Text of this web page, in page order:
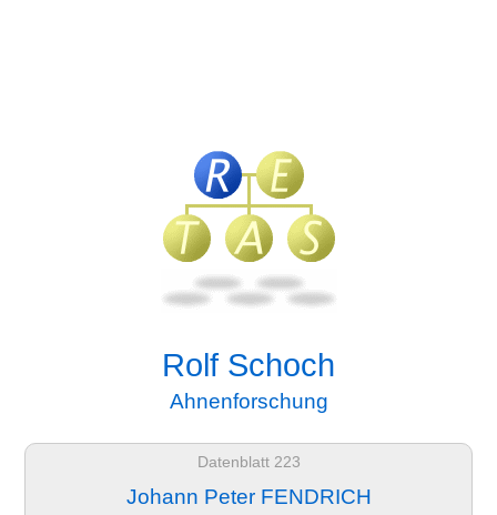
Rolf Schoch
Ahnenforschung
Datenblatt 223
Johann Peter FENDRICH